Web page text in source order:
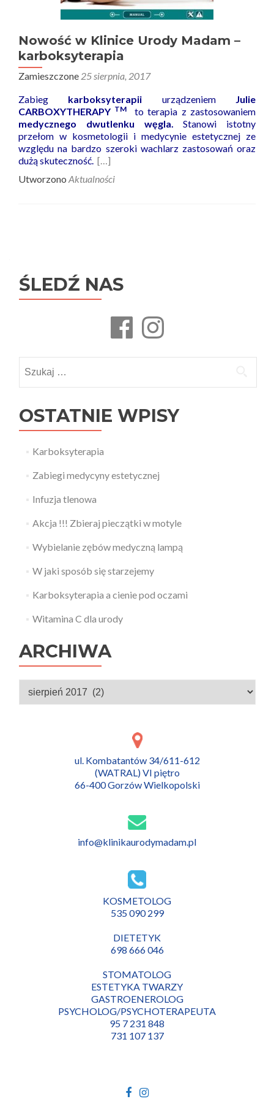
Nowość w Klinice Urody Madam –
karboksyterapia
Zamieszczone 25 sierpnia, 2017
Zabieg karboksyterapii urządzeniem Julie
CARBOXYTHERAPY TM
to terapia z zastosowaniem
medycznego dwutlenku węgla. Stanowi istotny
przełom w kosmetologii i medycynie estetycznej ze
względu na bardzo szeroki wachlarz zastosowań oraz
dużą skuteczność. […]
Utworzono Aktualności
ŚLEDŹ NAS
FacebookInstagram
OSTATNIE WPISY
Karboksyterapia
Zabiegi medycyny estetycznej
Infuzja tlenowa
Akcja !!! Zbieraj pieczątki w motyle
Wybielanie zębów medyczną lampą
W jaki sposób się starzejemy
Karboksyterapia a cienie pod oczami
Witamina C dla urody
ARCHIWA
Archiwa
ul. Kombatantów 34/611-612
(WATRAL) VI piętro
66-400 Gorzów Wielkopolski
info@klinikaurodymadam.pl
KOSMETOLOG
535 090 299
DIETETYK
698 666 046
STOMATOLOG
ESTETYKA TWARZY
GASTROENEROLOG
PSYCHOLOG/PSYCHOTERAPEUTA
95 7 231 848
731 107 137
Facebook
Instagram